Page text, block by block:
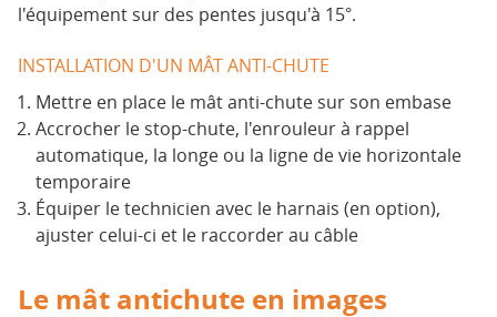
l'équipement sur des pentes jusqu'à 15°.
INSTALLATION D'UN MÂT ANTI-CHUTE
Mettre en place le mât anti-chute sur son embase
Accrocher le stop-chute, l'enrouleur à rappel
automatique, la longe ou la ligne de vie horizontale
temporaire
Équiper le technicien avec le harnais (en option),
ajuster celui-ci et le raccorder au câble
Le mât antichute en images